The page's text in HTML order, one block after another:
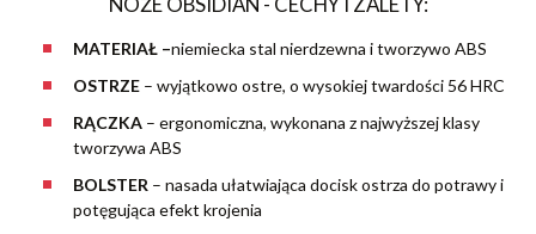
MATERIAŁ –niemiecka stal nierdzewna i tworzywo ABS
OSTRZE – wyjątkowo ostre, o wysokiej twardości 56 HRC
RĄCZKA – ergonomiczna, wykonana z najwyższej klasy
tworzywa ABS
BOLSTER – nasada ułatwiająca docisk ostrza do potrawy i
potęgująca efekt krojenia